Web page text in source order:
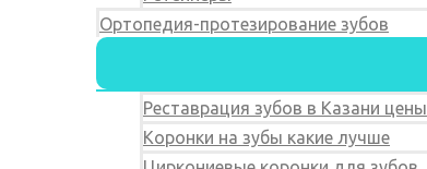
Ортопедия-протезирование зубов
Реставрация зубов в Казани цены
Коронки на зубы какие лучше